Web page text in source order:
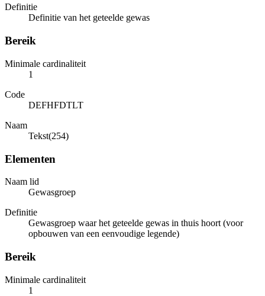
Definitie
Definitie van het geteelde gewas
Bereik
Minimale cardinaliteit
1
Code
DEFHFDTLT
Naam
Tekst(254)
Elementen
Naam lid
Gewasgroep
Definitie
Gewasgroep waar het geteelde gewas in thuis hoort (voor
opbouwen van een eenvoudige legende)
Bereik
Minimale cardinaliteit
1